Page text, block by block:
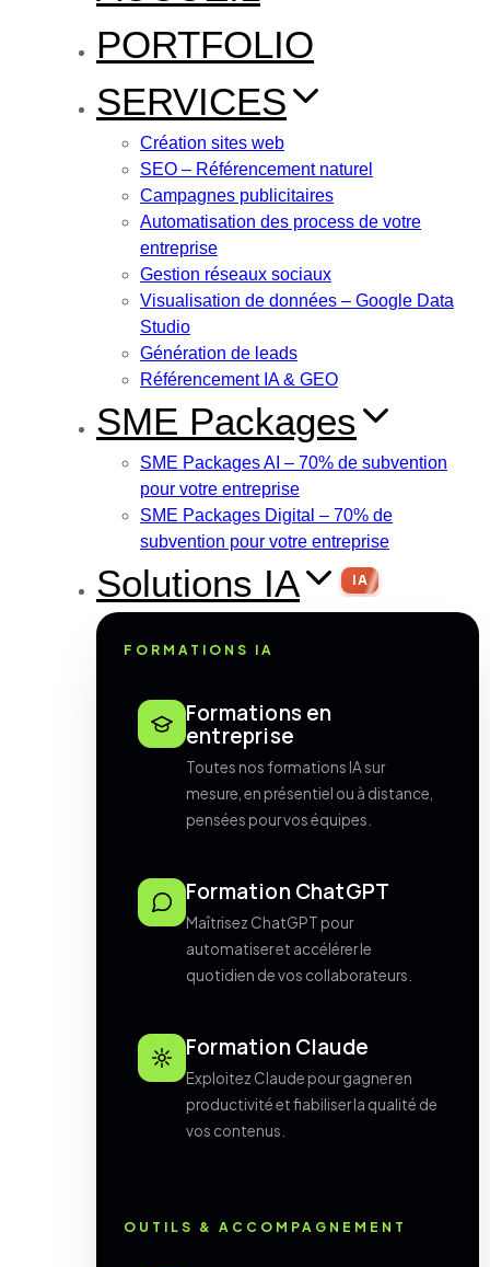
PORTFOLIO
SERVICES
Création sites web
SEO – Référencement naturel
Campagnes publicitaires
Automatisation des process de votre
entreprise
Gestion réseaux sociaux
Visualisation de données – Google Data
Studio
Génération de leads
Référencement IA & GEO
SME Packages
SME Packages AI – 70% de subvention
pour votre entreprise
SME Packages Digital – 70% de
subvention pour votre entreprise
Solutions IA IA
FORMATIONS IA
Formations en
entreprise
Toutes nos formations IA sur
mesure, en présentiel ou à distance,
pensées pour vos équipes.
Formation ChatGPT
Maîtrisez ChatGPT pour
automatiser et accélérer le
quotidien de vos collaborateurs.
Formation Claude
Exploitez Claude pour gagner en
productivité et fiabiliser la qualité de
vos contenus.
OUTILS & ACCOMPAGNEMENT